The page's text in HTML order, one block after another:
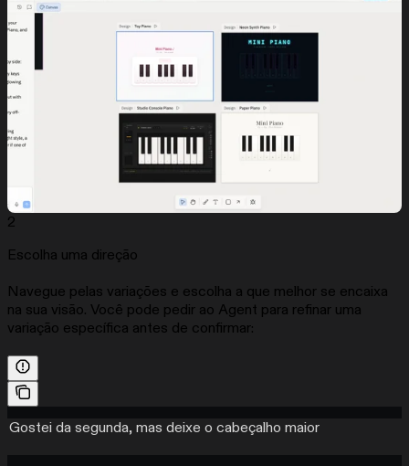
2
Escolha uma direção
Navegue pelas variações e escolha a que melhor se encaixa
na sua visão. Você pode pedir ao Agent para refinar uma
variação específica antes de confirmar:
Gostei da segunda, mas deixe o cabeçalho maior